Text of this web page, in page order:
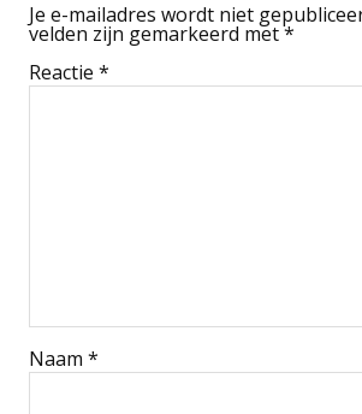
Je e-mailadres wordt niet
velden zijn gemarkeerd met*
Reactie *
Naam *